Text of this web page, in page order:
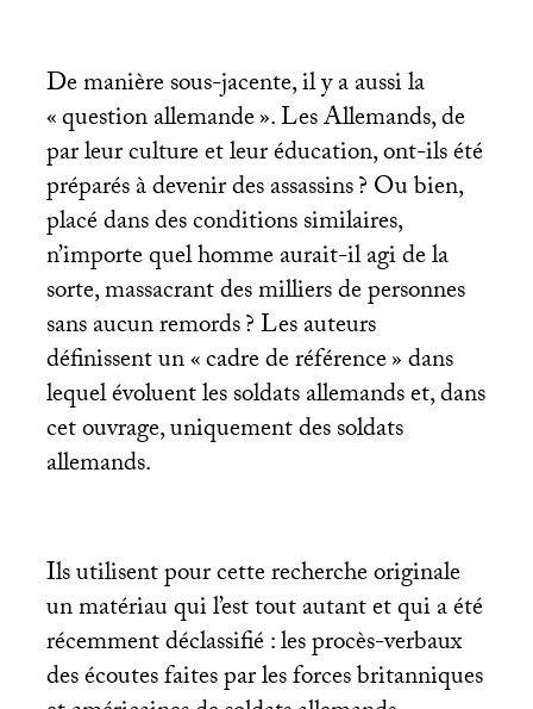
De manière sous-jacente, il y a aussi la
«question allemande». Les Allemands, de
par leur culture et leur éducation, ont-ils été
préparés à devenir des assassins? Ou bien,
placé dans des conditions similaires,
n’importe quel homme aurait-il agi de la
sorte, massacrant des milliers de personnes
sans aucun remords? Les auteurs
définissent un «cadre de référence» dans
lequel évoluent les soldats allemands et, dans
cet ouvrage, uniquement des soldats
allemands.
Ils utilisent pour cette recherche originale
un matériau qui l’est tout autant et qui a été
récemment déclassifié : les procès-verbaux
des écoutes faites par les forces britanniques